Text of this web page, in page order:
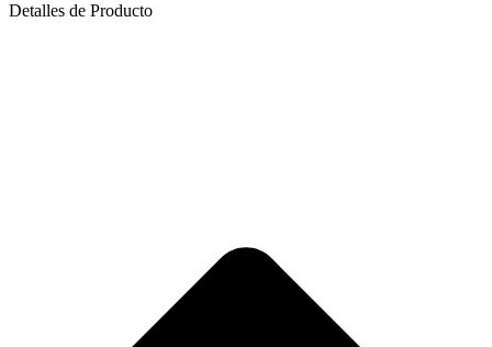
Detalles de Producto